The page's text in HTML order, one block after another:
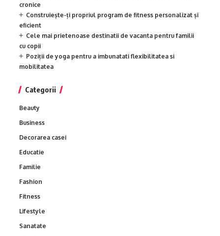
cronice
Construiește-ți propriul program de fitness personalizat și
eficient
Cele mai prietenoase destinatii de vacanta pentru familii
cu copii
Poziții de yoga pentru a imbunatati flexibilitatea si
mobilitatea
Categorii
Beauty
Business
Decorarea casei
Educatie
Familie
Fashion
Fitness
Lifestyle
Sanatate